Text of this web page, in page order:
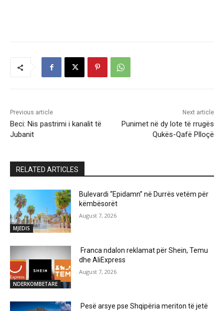
Previous article
Beci: Nis pastrimi i kanalit të
Jubanit
Next article
Punimet në dy lote të rrugës
Qukës-Qafë Plloçë
RELATED ARTICLES
MJEDIS
Bulevardi “Epidamn” në Durrës vetëm për
këmbësorët
August 7, 2026
NDERKOMBETARE
Franca ndalon reklamat për Shein, Temu
dhe AliExpress
August 7, 2026
Pesë arsye pse Shqipëria meriton të jetë